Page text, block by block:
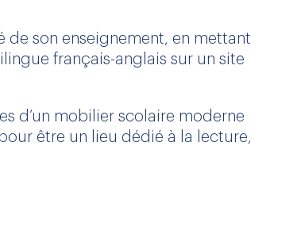
de son enseignement, en mettant
français-anglais sur un site
d’un mobilier scolaire moderne
être un lieu dédié à la lecture,